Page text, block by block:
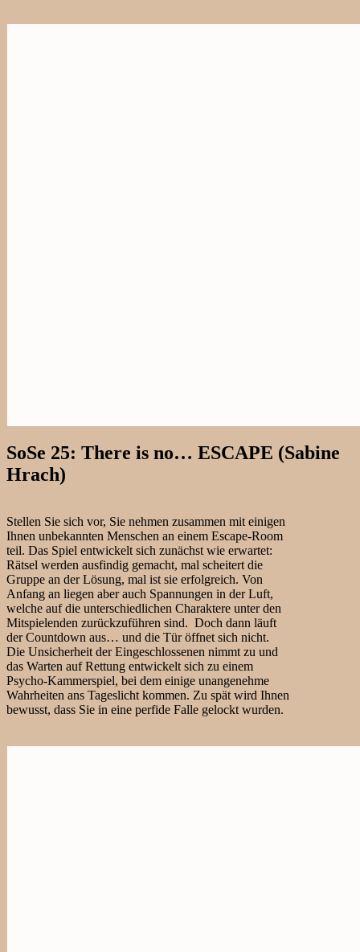
SoSe 25: There is no… ESCAPE (Sabine
Hrach)
Stellen Sie sich vor, Sie nehmen zusammen mit einigen
Ihnen unbekannten Menschen an einem Escape-Room
teil. Das Spiel entwickelt sich zunächst wie erwartet:
Rätsel werden ausfindig gemacht, mal scheitert die
Gruppe an der Lösung, mal ist sie erfolgreich. Von
Anfang an liegen aber auch Spannungen in der Luft,
welche auf die unterschiedlichen Charaktere unter den
Mitspielenden zurückzuführen sind. Doch dann läuft
der Countdown aus… und die Tür öffnet sich nicht.
Die Unsicherheit der Eingeschlossenen nimmt zu und
das Warten auf Rettung entwickelt sich zu einem
Psycho-Kammerspiel, bei dem einige unangenehme
Wahrheiten ans Tageslicht kommen. Zu spät wird Ihnen
bewusst, dass Sie in eine perfide Falle gelockt wurden.